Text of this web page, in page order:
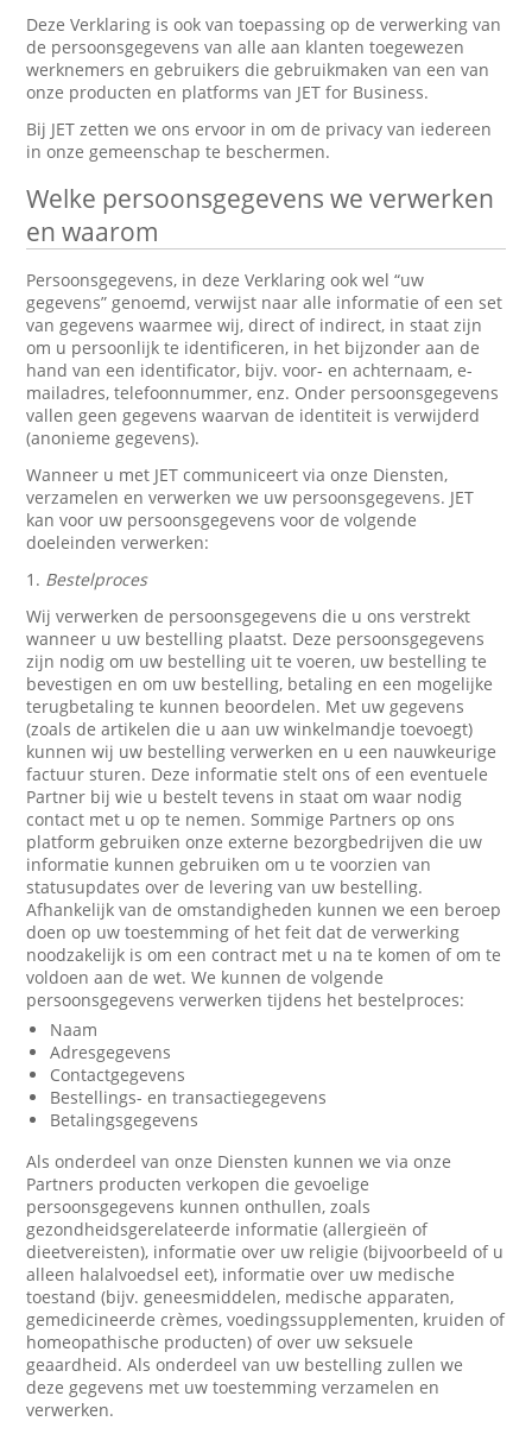
Deze Verklaring is ook van toepassing op de verwerking van
de persoonsgegevens van alle aan klanten toegewezen
werknemers en gebruikers die gebruikmaken van een van
onze producten en platforms van JET for Business.
Bij JET zetten we ons ervoor in om de privacy van iedereen
in onze gemeenschap te beschermen.
Welke persoonsgegevens we verwerken
en waarom
Persoonsgegevens, in deze Verklaring ook wel “uw
gegevens” genoemd, verwijst naar alle informatie of een set
van gegevens waarmee wij, direct of indirect, in staat zijn
om u persoonlijk te identificeren, in het bijzonder aan de
hand van een identificator, bijv. voor- en achternaam, e-
mailadres, telefoonnummer, enz. Onder persoonsgegevens
vallen geen gegevens waarvan de identiteit is verwijderd
(anonieme gegevens).
Wanneer u met JET communiceert via onze Diensten,
verzamelen en verwerken we uw persoonsgegevens. JET
kan voor uw persoonsgegevens voor de volgende
doeleinden verwerken:
1. Bestelproces
Wij verwerken de persoonsgegevens die u ons verstrekt
wanneer u uw bestelling plaatst. Deze persoonsgegevens
zijn nodig om uw bestelling uit te voeren, uw bestelling te
bevestigen en om uw bestelling, betaling en een mogelijke
terugbetaling te kunnen beoordelen. Met uw gegevens
(zoals de artikelen die u aan uw winkelmandje toevoegt)
kunnen wij uw bestelling verwerken en u een nauwkeurige
factuur sturen. Deze informatie stelt ons of een eventuele
Partner bij wie u bestelt tevens in staat om waar nodig
contact met u op te nemen. Sommige Partners op ons
platform gebruiken onze externe bezorgbedrijven die uw
informatie kunnen gebruiken om u te voorzien van
statusupdates over de levering van uw bestelling.
Afhankelijk van de omstandigheden kunnen we een beroep
doen op uw toestemming of het feit dat de verwerking
noodzakelijk is om een contract met u na te komen of om te
voldoen aan de wet. We kunnen de volgende
persoonsgegevens verwerken tijdens het bestelproces:
Naam
Adresgegevens
Contactgegevens
Bestellings- en transactiegegevens
Betalingsgegevens
Als onderdeel van onze Diensten kunnen we via onze
Partners producten verkopen die gevoelige
persoonsgegevens kunnen onthullen, zoals
gezondheidsgerelateerde informatie (allergieën of
dieetvereisten), informatie over uw religie (bijvoorbeeld of u
alleen halalvoedsel eet), informatie over uw medische
toestand (bijv. geneesmiddelen, medische apparaten,
gemedicineerde crèmes, voedingssupplementen, kruiden of
homeopathische producten) of over uw seksuele
geaardheid. Als onderdeel van uw bestelling zullen we
deze gegevens met uw toestemming verzamelen en
verwerken.